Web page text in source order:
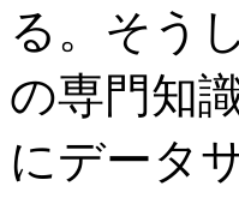
る。そう
の専門知
にデータ